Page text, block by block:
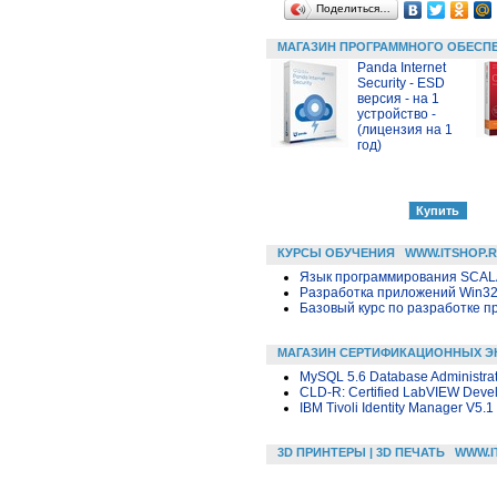
Поделиться…
МАГАЗИН ПРОГРАММНОГО
Panda Internet
Security - ESD
версия - на 1
устройство -
(лицензия на 1
год)
КУРСЫ ОБУЧЕНИЯ
Язык программирования
Разработка приложений
Базовый курс по разработке
МАГАЗИН СЕРТИФИКАЦИОННЫХ
MySQL 5.6 Database
CLD-R: Certified LabVIEW
IBM Tivoli Identity Manager
3D ПРИНТЕРЫ | 3D ПЕЧАТЬ